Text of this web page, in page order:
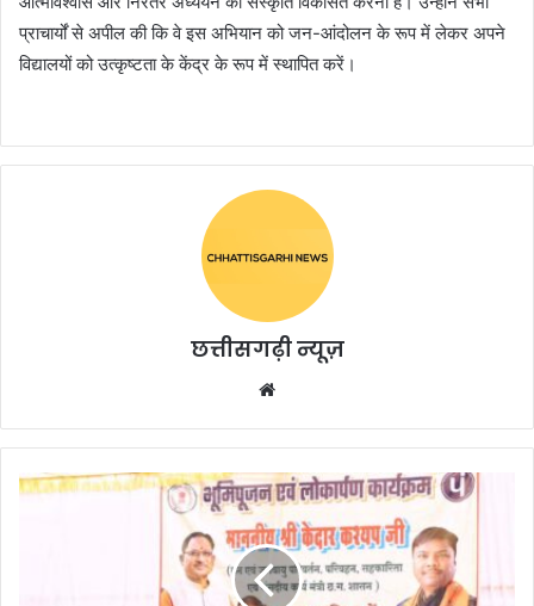
प्राचार्यों से अपील की कि वे इस अभियान को जन-आंदोलन के रूप में लेकर अपने
विद्यालयों को उत्कृष्टता के केंद्र के रूप में स्थापित करें।
छत्तीसगढ़ी न्यूज़